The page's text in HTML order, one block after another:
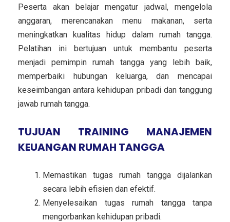
Peserta akan belajar mengatur jadwal, mengelola
anggaran, merencanakan menu makanan, serta
meningkatkan kualitas hidup dalam rumah tangga.
Pelatihan ini bertujuan untuk membantu peserta
menjadi pemimpin rumah tangga yang lebih baik,
memperbaiki hubungan keluarga, dan mencapai
keseimbangan antara kehidupan pribadi dan tanggung
jawab rumah tangga.
TUJUAN TRAINING MANAJEMEN
KEUANGAN RUMAH TANGGA
Memastikan tugas rumah tangga dijalankan
secara lebih efisien dan efektif.
Menyelesaikan tugas rumah tangga tanpa
mengorbankan kehidupan pribadi.